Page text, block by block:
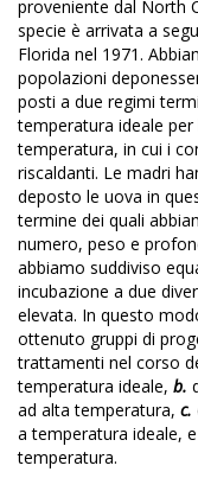
proveniente dal North
specie è arrivata a
Florida nel 1971.
popolazioni
posti a due regimi
temperatura ideale
temperatura, in cui i
riscaldanti. Le madri
deposto le uova in
termine dei quali
numero, peso e
abbiamo suddiviso
incubazione a due
elevata. In questo
ottenuto gruppi di
trattamenti nel corso
temperatura ideale, b.
ad alta temperatura, c.
a temperatura ideale, e
temperatura.